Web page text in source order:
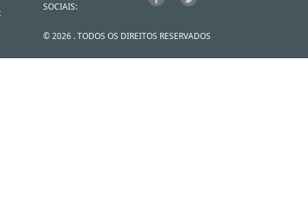
SOCIAIS:
© 2026 . TODOS OS DIREITOS RESERVADOS